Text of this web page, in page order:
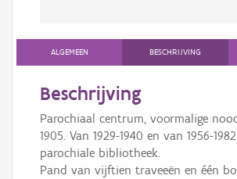
ALGEMEEN BESCHRIJVING
Beschrijving
Parochiaal centrum, voormalige
1905. Van 1929-1940 en van 1956-
parochiale bibliotheek.
Pand van vijftien traveeën en één